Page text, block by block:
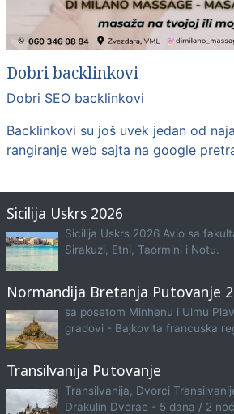
Dobri backlinkovi
Dobri SEO backlinkovi
Backlinkovi su još uvek jedan od
rangiranje web sajta na google
Sicilija Uskrs 2026
Sicilija Uskrs 2026 Avio sa
Sirakuzi, Etni, Taormini i Notu.
Normandija Bretanja Putovanje
sa posetom Minhenu i Ulmu
gradovi - Bajkovita francuska
Transilvanija Putovanje
Transilvanija, Dvorci
Drakulin Dvorac - 5 dana / 2